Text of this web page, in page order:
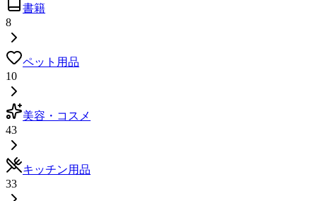
書籍
8
ペット用品
10
美容・コスメ
43
キッチン用品
33